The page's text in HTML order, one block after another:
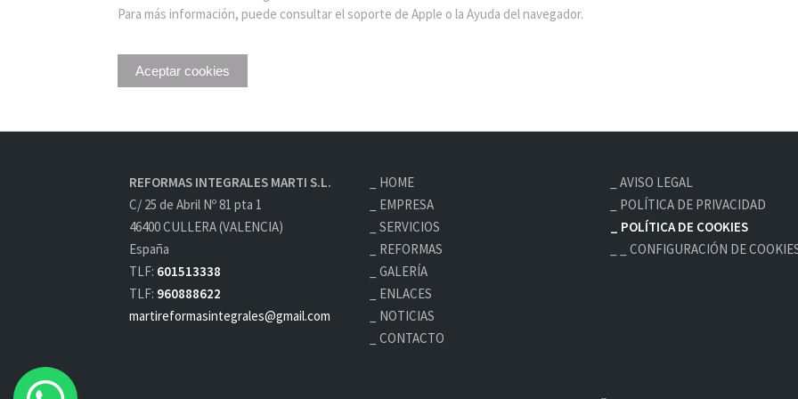
Para más información, puede consultar el soporte de Apple o la Ayuda del navegador.
Aceptar cookies
REFORMAS INTEGRALES MARTI S.L.
C/ 25 de Abril Nº 81 pta 1
46400 CULLERA (VALENCIA)
España
TLF: 601513338
TLF: 960888622
martireformasintegrales@gmail.com
HOME
EMPRESA
SERVICIOS
REFORMAS
GALERÍA
ENLACES
NOTICIAS
CONTACTO
AVISO LEGAL
POLÍTICA DE PRIVACIDAD
POLÍTICA DE COOKIES
_ CONFIGURACIÓN DE